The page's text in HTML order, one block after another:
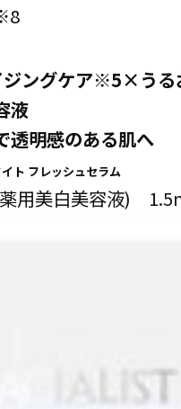
ングケア※5×うる
液
透明感のある肌へ
ト フレッシュセラム
用美白美容液)